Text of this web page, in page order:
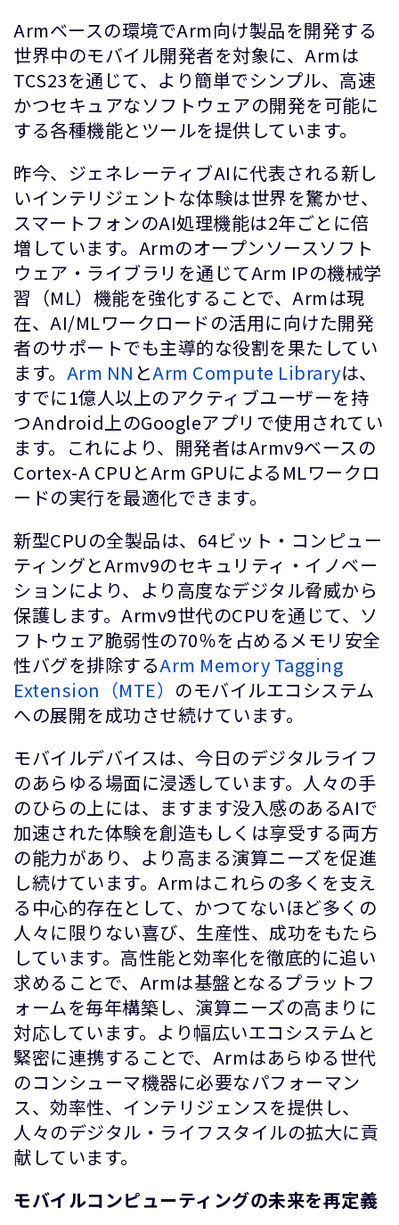
Armベースの環境でArm向け製品を開発する
世界中のモバイル開発者を対象に、Armは
TCS23を通じて、より簡単でシンプル、高速
かつセキュアなソフトウェアの開発を可能に
する各種機能とツールを提供しています。
昨今、ジェネレーティブAIに代表される新し
いインテリジェントな体験は世界を驚かせ、
スマートフォンのAI処理機能は2年ごとに倍
増しています。Armのオープンソースソフト
ウェア・ライブラリを通じてArm IPの機械学
習（ML）機能を強化することで、Armは現
在、AI/MLワークロードの活用に向けた開発
者のサポートでも主導的な役割を果たしてい
ます。 Arm NN とArm Compute Libraryは、
すでに1億人以上のアクティブユーザーを持
つAndroid上のGoogleアプリで使用されてい
ます。これにより、開発者はArmv9ベースの
Cortex-A CPUとArm GPUによるMLワークロ
ードの実行を最適化できます。
新型CPUの全製品は、64ビット・コンピュー
ティングとArmv9のセキュリティ・イノベー
ションにより、より高度なデジタル脅威から
保護します。Armv9世代のCPUを通じて、ソ
フトウェア脆弱性の70％を占めるメモリ安全
性バグを排除するArm Memory Tagging
Extension（MTE） のモバイルエコシステム
への展開を成功させ続けています。
モバイルデバイスは、今日のデジタルライフ
のあらゆる場面に浸透しています。人々の手
のひらの上には、ますます没入感のあるAIで
加速された体験を創造もしくは享受する両方
の能力があり、より高まる演算ニーズを促進
し続けています。Armはこれらの多くを支え
る中心的存在として、かつてないほど多くの
人々に限りない喜び、生産性、成功をもたら
しています。高性能と効率化を徹底的に追い
求めることで、Armは基盤となるプラットフ
ォームを毎年構築し、演算ニーズの高まりに
対応しています。より幅広いエコシステムと
緊密に連携することで、Armはあらゆる世代
のコンシューマ機器に必要なパフォーマン
ス、効率性、インテリジェンスを提供し、
人々のデジタル・ライフスタイルの拡大に貢
献しています。
モバイルコンピューティングの未来を再定義